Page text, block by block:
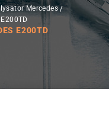
Mercedes
E200TD